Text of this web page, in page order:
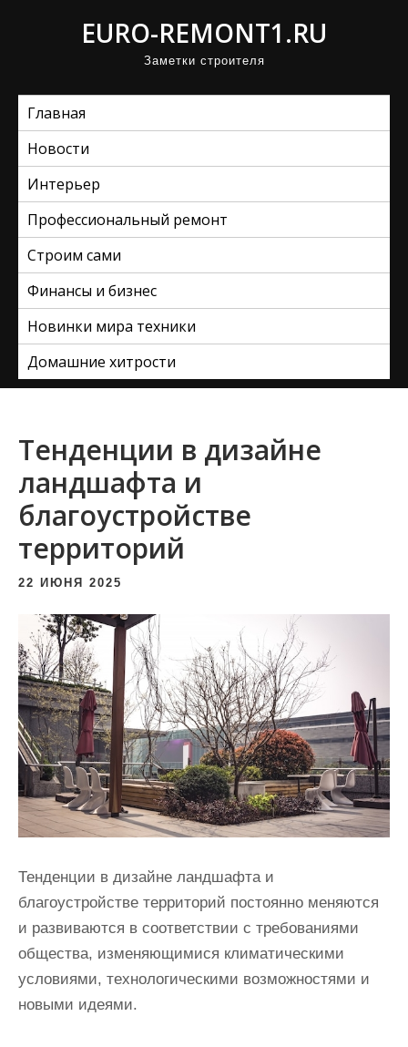
EURO-REMONT1.RU
Заметки строителя
Главная
Новости
Интерьер
Профессиональный ремонт
Строим сами
Финансы и бизнес
Новинки мира техники
Домашние хитрости
Тенденции в дизайне
ландшафта и
благоустройстве
территорий
22 ИЮНЯ 2025
Тенденции в дизайне ландшафта и
благоустройстве территорий постоянно меняются
и развиваются в соответствии с требованиями
общества, изменяющимися климатическими
условиями, технологическими возможностями и
новыми идеями.